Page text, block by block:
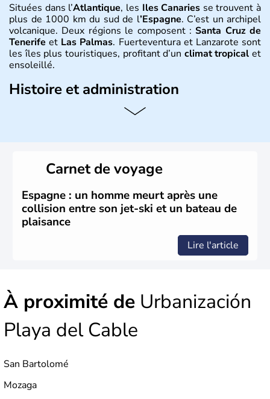
Situées dans l’Atlantique, les Iles Canaries se trouvent à
plus de 1000 km du sud de l’Espagne. C’est un archipel
volcanique. Deux régions le composent :Santa Cruz de
Tenerife et Las Palmas. Fuerteventura et Lanzarote sont
les îles plus touristiques, profitant d’un climat tropical et
ensoleillé.
Histoire et administration
font parties des 17 communautés
appelés « chiens de mer ».
Carnet de voyage
Espagne : un homme meurt après une
collision entre son jet-ski et un bateau de
plaisance
Lire l'article
À proximité de Urbanización
Playa del Cable
San Bartolomé
Mozaga